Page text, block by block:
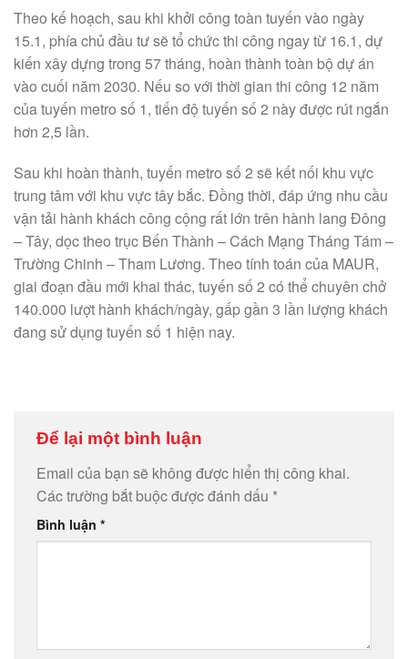
Theo kế hoạch, sau khi khởi công toàn tuyến vào ngày
15.1, phía chủ đầu tư sẽ tổ chức thi công ngay từ 16.1, dự
kiến xây dựng trong 57 tháng, hoàn thành toàn bộ dự án
vào cuối năm 2030. Nếu so với thời gian thi công 12 năm
của tuyến metro số 1, tiến độ tuyến số 2 này được rút ngắn
hơn 2,5 lần.
Sau khi hoàn thành, tuyến metro số 2 sẽ kết nối khu vực
trung tâm với khu vực tây bắc. Đồng thời, đáp ứng nhu cầu
vận tải hành khách công cộng rất lớn trên hành lang Đông
– Tây, dọc theo trục Bến Thành – Cách Mạng Tháng Tám –
Trường Chinh – Tham Lương. Theo tính toán của MAUR,
giai đoạn đầu mới khai thác, tuyến số 2 có thể chuyên chở
140.000 lượt hành khách/ngày, gấp gần 3 lần lượng khách
đang sử dụng tuyến số 1 hiện nay.
Để lại một bình luận
Email của bạn sẽ không được hiển thị công khai.
Các trường bắt buộc được đánh dấu *
Bình luận *